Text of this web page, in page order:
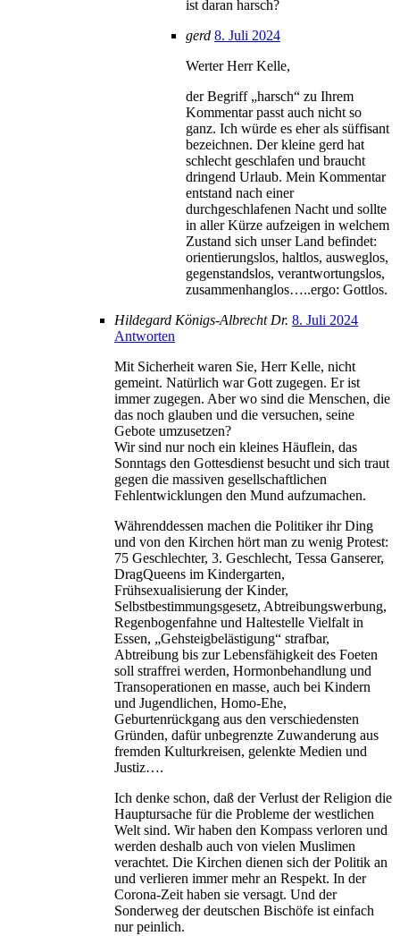
ist daran harsch?
gerd 8. Juli 2024
Werter Herr Kelle,
der Begriff „harsch“ zu Ihrem
Kommentar passt auch nicht so
ganz. Ich würde es eher als süffisant
bezeichnen. Der kleine gerd hat
schlecht geschlafen und braucht
dringend Urlaub. Mein Kommentar
entstand nach einer
durchgeschlafenen Nacht und sollte
in aller Kürze aufzeigen in welchem
Zustand sich unser Land befindet:
orientierungslos, haltlos, ausweglos,
gegenstandslos, verantwortungslos,
zusammenhanglos…..ergo: Gottlos.
Hildegard Königs-Albrecht Dr. 8. Juli 2024
Antworten
Mit Sicherheit waren Sie, Herr Kelle, nicht
gemeint. Natürlich war Gott zugegen. Er ist
immer zugegen. Aber wo sind die Menschen, die
das noch glauben und die versuchen, seine
Gebote umzusetzen?
Wir sind nur noch ein kleines Häuflein, das
Sonntags den Gottesdienst besucht und sich traut
gegen die massiven gesellschaftlichen
Fehlentwicklungen den Mund aufzumachen.
Währenddessen machen die Politiker ihr Ding
und von den Kirchen hört man zu wenig Protest:
75 Geschlechter, 3. Geschlecht, Tessa Ganserer,
DragQueens im Kindergarten,
Frühsexualisierung der Kinder,
Selbstbestimmungsgesetz, Abtreibungswerbung,
Regenbogenfahne und Haltestelle Vielfalt in
Essen, „Gehsteigbelästigung“ strafbar,
Abtreibung bis zur Lebensfähigkeit des Foeten
soll straffrei werden, Hormonbehandlung und
Transoperationen en masse, auch bei Kindern
und Jugendlichen, Homo-Ehe,
Geburtenrückgang aus den verschiedensten
Gründen, dafür unbegrenzte Zuwanderung aus
fremden Kulturkreisen, gelenkte Medien und
Justiz….
Ich denke schon, daß der Verlust der Religion die
Hauptursache für die Probleme der westlichen
Welt sind. Wir haben den Kompass verloren und
werden deshalb auch von vielen Muslimen
verachtet. Die Kirchen dienen sich der Politik an
und verlieren immer mehr an Respekt. In der
Corona-Zeit haben sie versagt. Und der
Sonderweg der deutschen Bischöfe ist einfach
nur peinlich.